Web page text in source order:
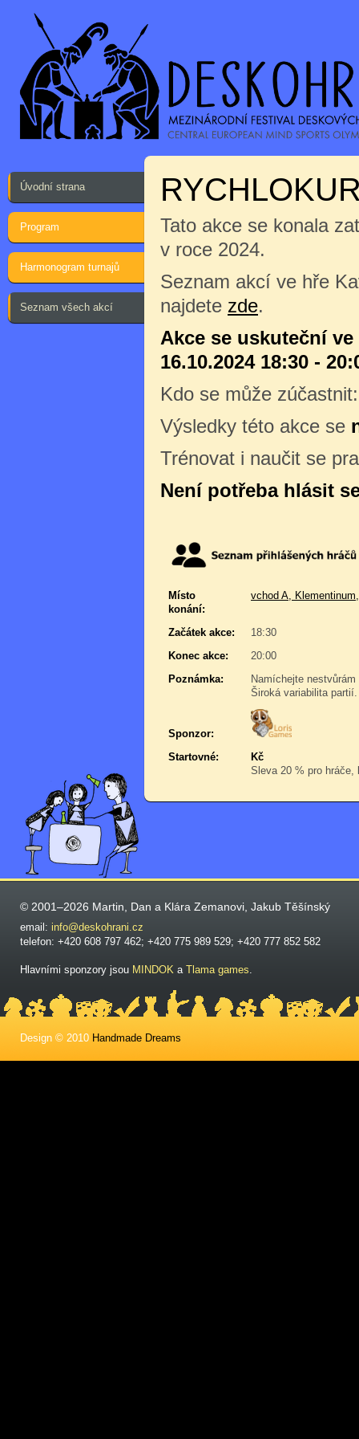
Úvodní strana
Program
Harmonogram turnajů
Seznam všech akcí
Tato akce se konala
v roce 2024.
Seznam akcí ve hře
najdete zde.
Akce se uskuteční
16.10.2024 18:30 -
Kdo se může
Výsledky této akce se
Trénovat i naučit se
Není potřeba hlásit
Místo
konání:
vchod A,
Začátek akce:
18:30
Konec akce:
20:00
Poznámka:
Namíchejte
Široká variabilita
Sponzor:
Startovné:
Kč
Sleva 20 % pro
© 2001–2026 Martin, Dan a Klára Zemanovi, Jakub Těšínský
email: info@deskohrani.cz
telefon: +420 608 797 462; +420 775 989 529; +420 777 852 582
Hlavními sponzory jsou MINDOK a Tlama games.
Design © 2010 Handmade Dreams